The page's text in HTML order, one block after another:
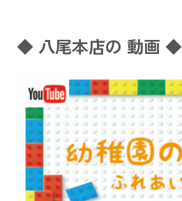
◆ 八尾本店の 動画 ◆